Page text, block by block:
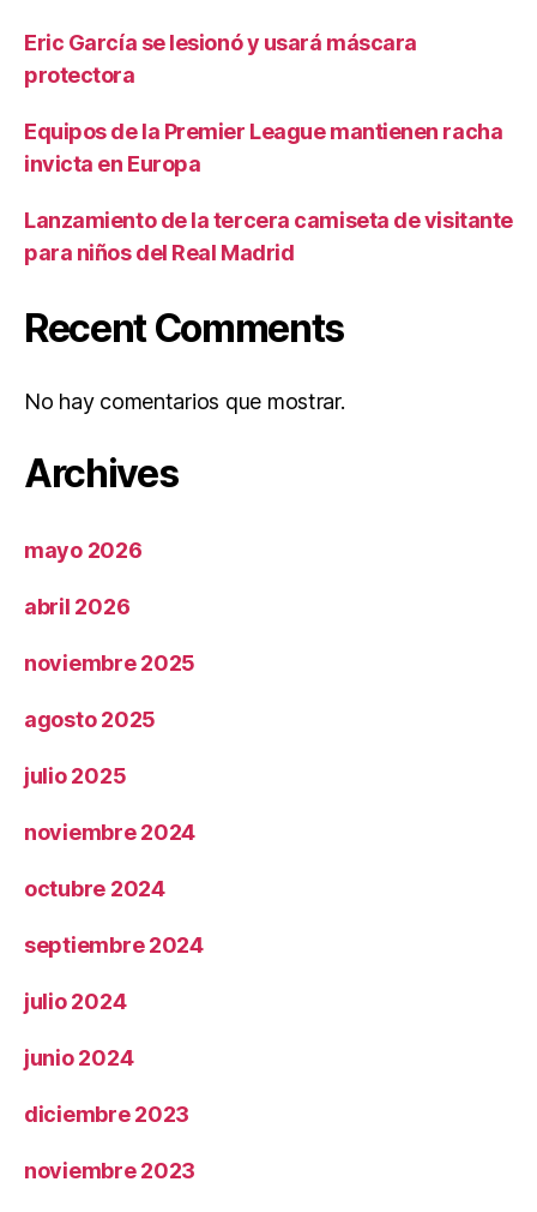
Eric García se lesionó y usará máscara
protectora
Equipos de la Premier League mantienen racha
invicta en Europa
Lanzamiento de la tercera camiseta de visitante
para niños del Real Madrid
Recent Comments
No hay comentarios que mostrar.
Archives
mayo 2026
abril 2026
noviembre 2025
agosto 2025
julio 2025
noviembre 2024
octubre 2024
septiembre 2024
julio 2024
junio 2024
diciembre 2023
noviembre 2023